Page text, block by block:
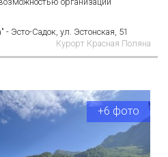
Эсто-Садок, ул. Эстонская, 51
Курорт Красная Поляна
+6 фото